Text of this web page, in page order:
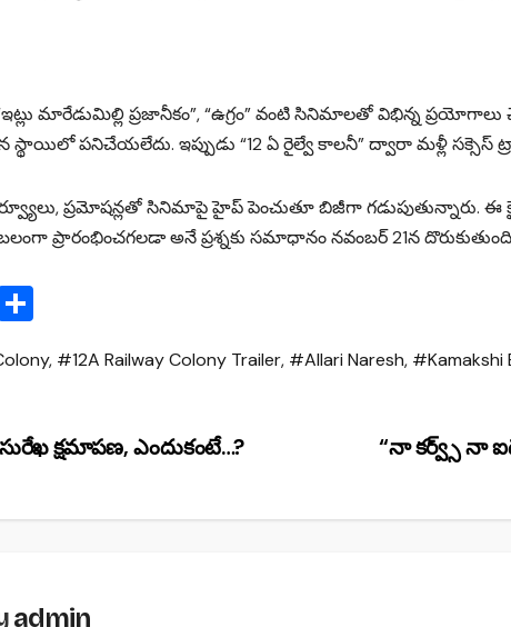
మారేడుమిల్లి ప్రజానీకం”, “ఉగ్రం” వంటి సినిమాలతో విభిన్న
పనిచేయలేదు. ఇప్పుడు “12 ఏ రైల్వే కాలనీ” ద్వారా మళ్లీ సక్సెస్
ప్రమోషన్లతో సినిమాపై హైప్ పెంచుతూ బిజీగా గడుపుతున్నారు. ఈ
ప్రారంభించగలడా అనే ప్రశ్నకు సమాధానం నవంబర్ 21న
ar
, #12A Railway Colony Trailer, #Allari Naresh, #Kamakshi
“నా కర్వ్స్ నా
క్షమాపణ, ఎందుకంటే…?
admin